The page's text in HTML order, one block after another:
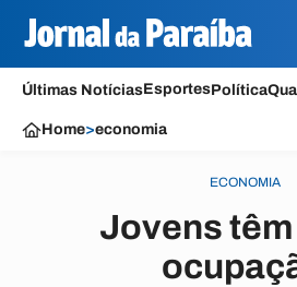
Últimas NotíciasEsportesPolítica
Home>economia
ECONOMIA
Jovens